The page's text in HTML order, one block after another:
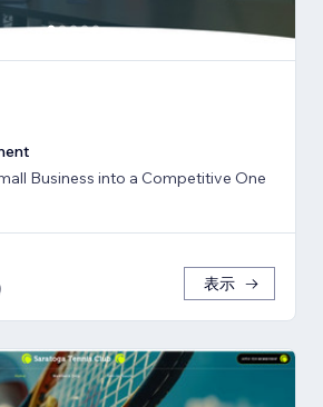
Business into a Competitive One
表示